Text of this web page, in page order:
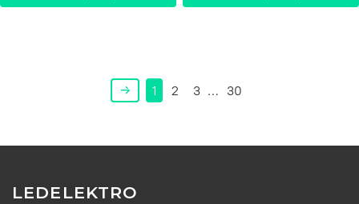
1 2 3 … 30
LEDELEKTRO